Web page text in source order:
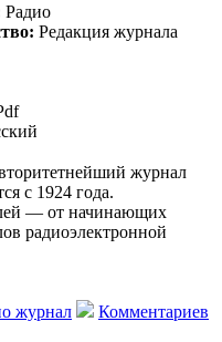
Радио
Редакция журнала
журнал
с 1924 года.
— от начинающих
радиоэлектронной
журнал
Комментариев